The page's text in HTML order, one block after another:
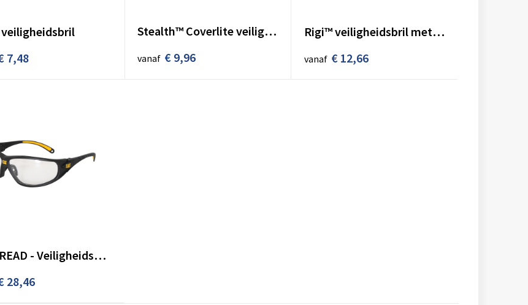
7,48
Stealth™ Coverlite veiligheidsoverbril anti-kras lens K
vanaf € 9,96
Rigi™ veiligheidsbril met getint glas AS/AF KN UV400.
vanaf € 12,66
CATTREAD - Veiligheidsbril TREAD
28,46